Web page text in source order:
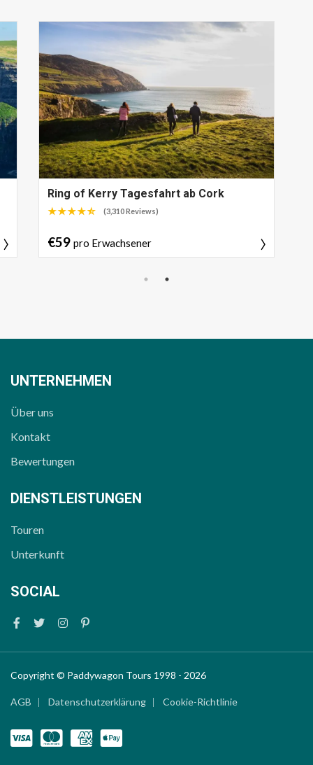
Ring of Kerry Tagesfahrt ab Cork
(3,310 Reviews)
€59 pro Erwachsener
UNTERNEHMEN
Über uns
Kontakt
Bewertungen
DIENSTLEISTUNGEN
Touren
Unterkunft
SOCIAL
Facebook
TwitterInstagram
Pinterest
Copyright © Paddywagon Tours 1998 - 2026
AGB Datenschutzerklärung Cookie-Richtlinie